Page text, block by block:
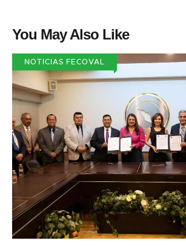
You May Also Like
NOTICIAS FECOVAL